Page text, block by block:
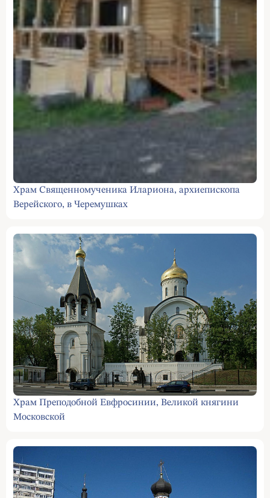
Храм Священномученика Илариона, архиепископа
Верейского, в Черемушках
Храм Преподобной Евфросинии, Великой княгини
Московской